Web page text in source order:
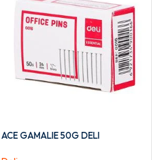
ACE GAMALIE 50G DELI